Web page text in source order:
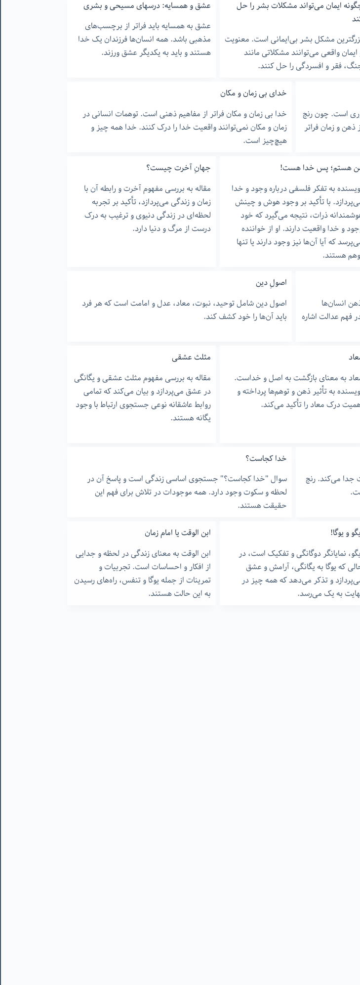
ایمان می‌تواند مشکلات بشر را حل
مشکل بشر بی‌ایمانی است. معنویت
ایمان واقعی می‌توانند مشکلاتی مانند
فقر و افسردگی را حل کنند.
عشق و همسایه: درسهای مسیحی و بشری
عشق به همسایه باید فراتر از برچسب‌های
مذهبی باشد. همه انسان‌ها فرزندان یک خدا
هستند و باید به یکدیگر عشق ورزند.
است. چون رنج
و زمان فراتر
خدای بی زمان و مکان
خدا بی زمان و مکان فراتر از مفاهیم ذهنی است. توهمات انسانی در
زمان و مکان نمی‌توانند واقعیت خدا را درک کنند. خدا همه چیز و
هیچ‌چیز است.
هستم؛ پس خدا هست!
به تفکر فلسفی درباره وجود و خدا
با تأکید بر وجود هوش و چینش
ذرات، نتیجه می‌گیرد که خود
و خدا واقعیت دارند. او از خواننده
که آیا آن‌ها نیز وجود دارند یا تنها
هستند.
جهانِ آخرت چیست؟
مقاله به بررسی مفهوم آخرت و رابطه آن با
زمان و زندگی می‌پردازد، تأکید بر تجربه
لحظه‌ای در زندگی دنیوی و ترغیب به درک
درست از مرگ و دنیا دارد.
انسان‌ها
فهم عدالت اشاره
اصولِ دین
اصول دین شامل توحید، نبوت، معاد، عدل و امامت است که هر فرد
باید آن‌ها را خود کشف کند.
به معنای بازگشت به اصل و خداست.
به تأثیر ذهن و توهم‌ها پرداخته و
درک معاد را تأکید می‌کند.
مثلث عشقی
مقاله به بررسی مفهوم مثلث عشقی و یگانگی
در عشق می‌پردازد و بیان می‌کند که تمامی
روابط عاشقانه نوعی جستجوی ارتباط با وجود
یگانه هستند.
جدا می‌کند. رنج
خدا کجاست؟
سوال "خدا کجاست؟" جستجوی اساسی زندگی است و پاسخ آن در
لحظه و سکوت وجود دارد. همه موجودات در تلاش برای فهم این
حقیقت هستند.
و یوگا!
نمایانگر دوگانگی و تفکیک است، در
که یوگا به یگانگی، آرامش و عشق
و تذکر می‌دهد که همه چیز در
به یک می‌رسد.
ابن الوقت یا امام زمان
ابن الوقت به معنای زندگی در لحظه و جدایی
از افکار و احساسات است. تجربیات و
تمرینات از جمله یوگا و تنفس، راه‌های رسیدن
به این حالت هستند.